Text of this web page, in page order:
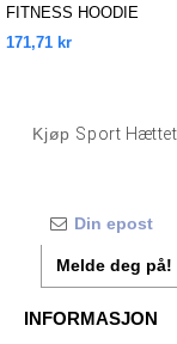
FITNESS HOODIE
171,71 kr
Kjøp Sport
Melde deg på!
INFORMASJON